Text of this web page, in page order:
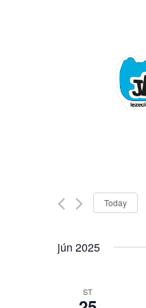
Today
jún 2025
ST